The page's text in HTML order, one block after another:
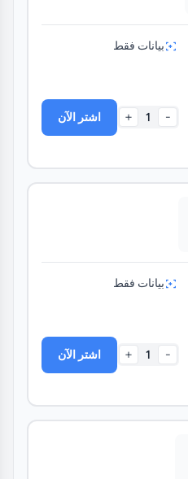
بيانات فقط
-
1
+ اشتر الآن
بيانات فقط
-
1
+ اشتر الآن